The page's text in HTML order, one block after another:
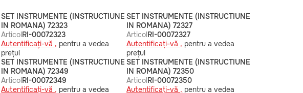
SET INSTRUMENTE (INSTRUCTIUNE
IN ROMANA) 72323
ArticolRI-00072323
Autentificați-vă , pentru a vedea
prețul
SET INSTRUMENTE (INSTRUCTIUNE
IN ROMANA) 72327
ArticolRI-00072327
Autentificați-vă , pentru a vedea
prețul
SET INSTRUMENTE (INSTRUCTIUNE
IN ROMANA) 72349
ArticolRI-00072349
Autentificați-vă , pentru a vedea
SET INSTRUMENTE (INSTRUCTIUNE
IN ROMANA) 72350
ArticolRI-00072350
Autentificați-vă , pentru a vedea